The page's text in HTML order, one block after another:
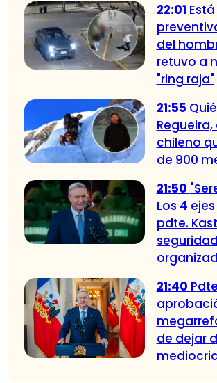
22:01
del
retuvo a
"ring raja"
21:55
chileno
de 900
21:50
Los 4
pdte.
21:40
de dejar